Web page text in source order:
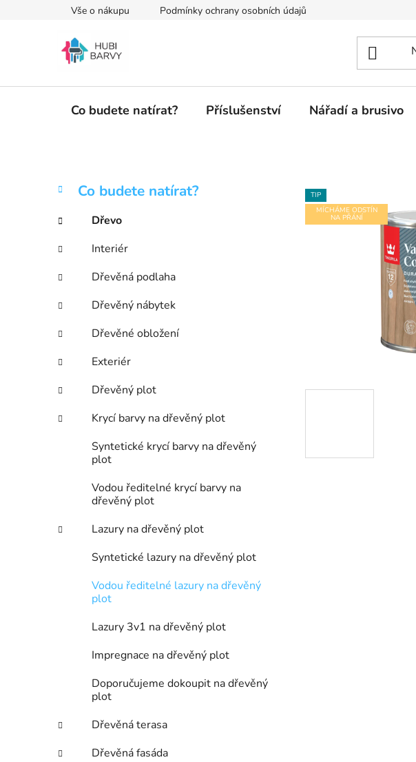
Vše o nákupu Podmínky ochrany osobních údajů
Co budete natírat? Příslušenství Nářadí a brusivo
P
s
r
a
n
í
a
e
l
Přeskočit
kategorie
K
a
e
g
o
r
e
Co budete natírat?
Dřevo
Interiér
Dřevěná podlaha
Dřevěný nábytek
Dřevěné obložení
Exteriér
Dřevěný plot
Krycí barvy na dřevěný plot
Syntetické krycí barvy na dřevěný
plot
Vodou ředitelné krycí barvy na
dřevěný plot
Lazury na dřevěný plot
Syntetické lazury na dřevěný plot
Vodou ředitelné lazury na dřevěný
plot
Lazury 3v1 na dřevěný plot
Impregnace na dřevěný plot
Doporučujeme dokoupit na dřevěný
plot
Dřevěná terasa
Dřevěná fasáda
TIP
MÍCHÁME ODSTÍN
NA PŘÁNÍ